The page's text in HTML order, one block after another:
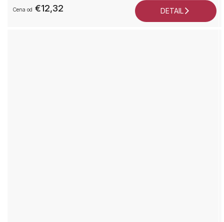
od €12,32 DETAIL